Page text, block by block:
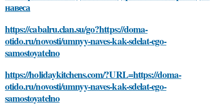
навеса
https://cabalru.clan.su/go?https://doma-
otido.ru/novosti/umnyy-naves-kak-sdelat-ego-
samostoyatelno
https://holidaykitchens.com/?URL=https://doma-
otido.ru/novosti/umnyy-naves-kak-sdelat-ego-
samostoyatelno